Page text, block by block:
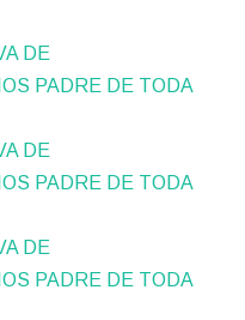
DE
PADRE DE TODA
DE
PADRE DE TODA
DE
PADRE DE TODA